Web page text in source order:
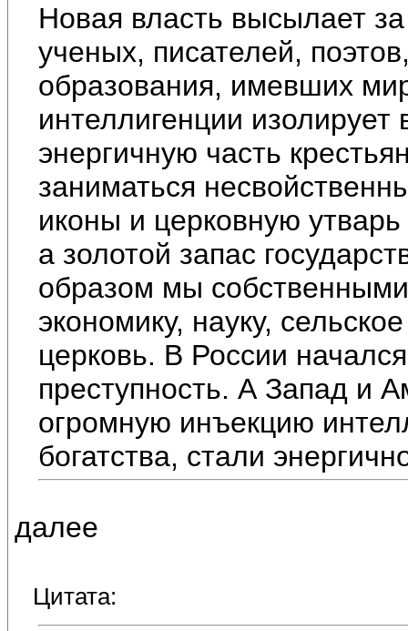
Новая власть высылает
ученых, писателей,
образования, имевших
интеллигенции
энергичную часть
заниматься
иконы и церковную
а золотой запас
образом мы
экономику, науку,
церковь. В России
преступность. А Запад и
огромную инъекцию
богатства, стали
далее
Цитата: